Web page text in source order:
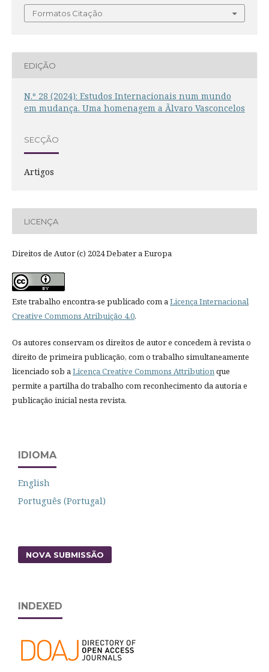
Formatos Citação
EDIÇÃO
N.º 28 (2024): Estudos Internacionais num mundo
em mudança. Uma homenagem a Ãlvaro Vasconcelos
SECÇÃO
Artigos
LICENÇA
Direitos de Autor (c) 2024 Debater a Europa
Este trabalho encontra-se publicado com aLicença Internacional
Creative Commons Atribuição 4.0.
Os autores conservam os direitos de autor e concedem à revista o
direito de primeira publicação, com o trabalho simultaneamente
licenciado sob aLicença Creative Commons Attributionque
permite a partilha do trabalho com reconhecimento da autoria e
publicação inicial nesta revista.
IDIOMA
English
Português (Portugal)
NOVA SUBMISSÃO
INDEXED